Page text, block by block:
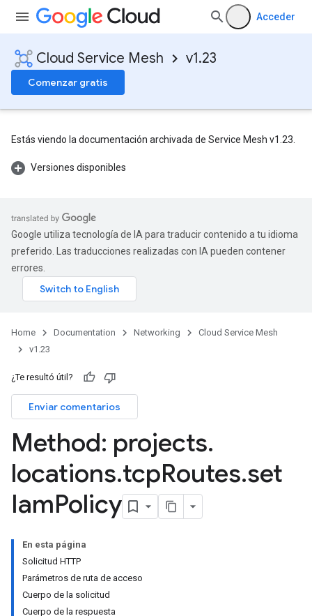
Acceder
Cloud Service Mesh v1.23
Comenzar gratis
Estás viendo la documentación archivada de Service Mesh v1.23.
Versiones disponibles
Google utiliza tecnología de IA para traducir contenido a tu idioma
preferido. Las traducciones realizadas con IA pueden contener
errores.
Home Documentation Networking
Cloud Service Mesh
v1.23
¿Te resultó útil?
Enviar comentarios
Method: projects.
locations.tcpRoutes.set
IamPolicy
En esta página
Solicitud HTTP
Parámetros de ruta de acceso
Cuerpo de la solicitud
Cuerpo de la respuesta